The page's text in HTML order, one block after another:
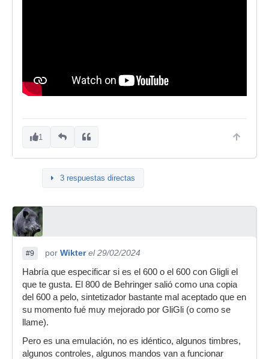
1
3 respuestas directas
#9 por Wikter el 29/02/2024
Habría que especificar si es el 600 o el 600 con Gligli el
que te gusta. El 800 de Behringer salió como una copia
del 600 a pelo, sintetizador bastante mal aceptado que en
su momento fué muy mejorado por GliGli (o como se
llame).
Pero es una emulación, no es idéntico, algunos timbres,
algunos controles, algunos mandos van a funcionar